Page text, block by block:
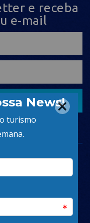
e receba
e-mail